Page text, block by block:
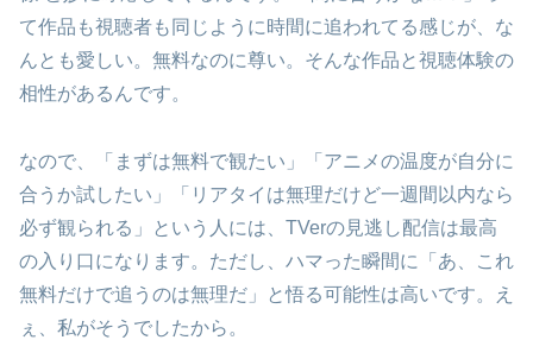
て作品も視聴者も同じように時間に追われてる感じが、な
んとも愛しい。無料なのに尊い。そんな作品と視聴体験の
相性があるんです。
なので、「まずは無料で観たい」「アニメの温度が自分に
合うか試したい」「リアタイは無理だけど一週間以内なら
必ず観られる」という人には、TVerの見逃し配信は最高
の入り口になります。ただし、ハマった瞬間に「あ、これ
無料だけで追うのは無理だ」と悟る可能性は高いです。え
ぇ、私がそうでしたから。